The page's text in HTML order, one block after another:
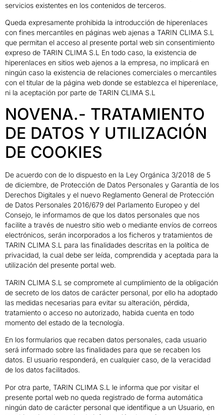
servicios existentes en los contenidos de terceros.
Queda expresamente prohibida la introducción de hiperenlaces
con fines mercantiles en páginas web ajenas a TARIN CLIMA S.L
que permitan el acceso al presente portal web sin consentimiento
expreso de TARIN CLIMA S.L En todo caso, la existencia de
hiperenlaces en sitios web ajenos a la empresa, no implicará en
ningún caso la existencia de relaciones comerciales o mercantiles
con el titular de la página web donde se establezca el hiperenlace,
ni la aceptación por parte de TARIN CLIMA S.L
NOVENA.- TRATAMIENTO
DE DATOS Y UTILIZACIÓN
DE COOKIES
De acuerdo con de lo dispuesto en la Ley Orgánica 3/2018 de 5
de diciembre, de Protección de Datos Personales y Garantía de los
Derechos Digitales y el nuevo Reglamento General de Protección
de Datos Personales 2016/679 del Parlamento Europeo y del
Consejo, le informamos de que los datos personales que nos
facilite a través de nuestro sitio web o mediante envíos de correos
electrónicos, serán incorporados a los ficheros y tratamientos de
TARIN CLIMA S.L para las finalidades descritas en la política de
privacidad, la cual debe ser leída, comprendida y aceptada para la
utilización del presente portal web.
TARIN CLIMA S.L se compromete al cumplimiento de la obligación
de secreto de los datos de carácter personal, por ello ha adoptado
las medidas necesarias para evitar su alteración, pérdida,
tratamiento o acceso no autorizado, habida cuenta en todo
momento del estado de la tecnología.
En los formularios que recaben datos personales, cada usuario
será informado sobre las finalidades para que se recaben los
datos. El usuario responderá, en cualquier caso, de la veracidad
de los datos facilitados.
Por otra parte, TARIN CLIMA S.L le informa que por visitar el
presente portal web no queda registrado de forma automática
ningún dato de carácter personal que identifique a un Usuario, en